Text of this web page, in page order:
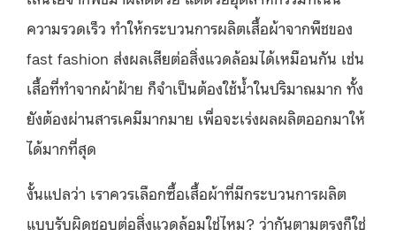
ความรวดเร็ว ทำให้กระบวนการผลิตเสื้อผ้าจากพืชของ
fast fashion ส่งผลเสียต่อสิ่งแวดล้อมได้เหมือนกัน เช่น
เสื้อที่ทำจากผ้าฝ้าย ก็จำเป็นต้องใช้น้ำในปริมาณมาก ทั้ง
ยังต้องผ่านสารเคมีมากมาย เพื่อจะเร่งผลผลิตออกมาให้
ได้มากที่สุด
งั้นแปลว่า เราควรเลือกซื้อเสื้อผ้าที่มีกระบวนการผลิต
แบบรับผิดชอบต่อสิ่งแวดล้อมใช่ไหม? ว่ากันตามตรงก็ใช่